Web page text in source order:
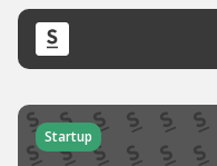
Startup